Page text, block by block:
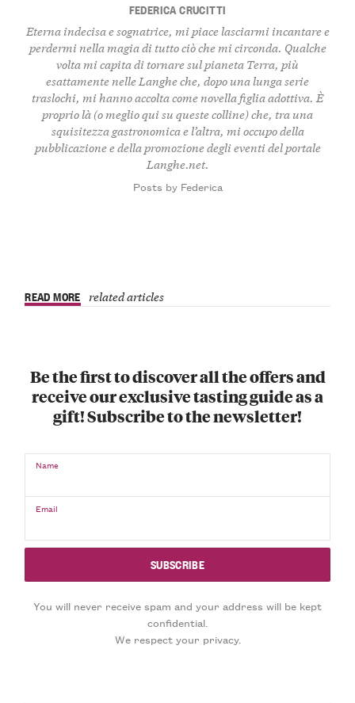
FEDERICA CRUCITTI
Eterna indecisa e sognatrice, mi piace lasciarmi incantare e
perdermi nella magia di tutto ciò che mi circonda. Qualche
volta mi capita di tornare sul pianeta Terra, più
esattamente nelle Langhe che, dopo una lunga serie
traslochi, mi hanno accolta come novella figlia adottiva. È
proprio là (o meglio qui su queste colline) che, tra una
squisitezza gastronomica e l’altra, mi occupo della
pubblicazione e della promozione degli eventi del portale
Langhe.net.
Posts by Federica
READ MORE related articles
Be the first to discover all the offers and
receive our exclusive tasting guide as a
gift! Subscribe to the newsletter!
Name
Email
You will never receive spam and your address will be kept
confidential.
We respect your privacy.